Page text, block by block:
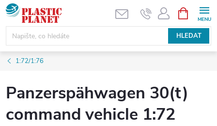
Přejít
na
obsah
HLEDAT
NÁKUPNÍ
KOŠÍK
1:72/1:76
Panzerspähwagen 30(t)
command vehicle 1:72